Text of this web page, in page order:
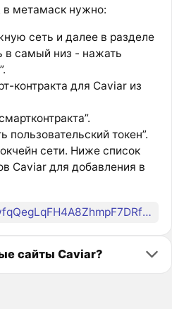
в метамаск нужно:
сеть и далее в разделе
в самый низ - нажать
контракта для Caviar из
пользовательский токен”.
сети. Ниже список
Caviar для добавления в
5BFkf1UHfuRHwfqQegLqFH4A8ZhmpF7DRfc2FfELREfm
сайты Caviar?